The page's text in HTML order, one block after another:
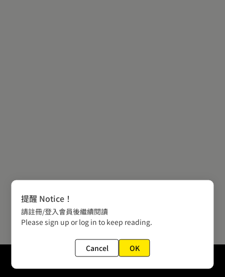
提醒 Notice！
請註冊/登入會員後繼續閱讀
Please sign up or log in to keep reading.
Cancel OK